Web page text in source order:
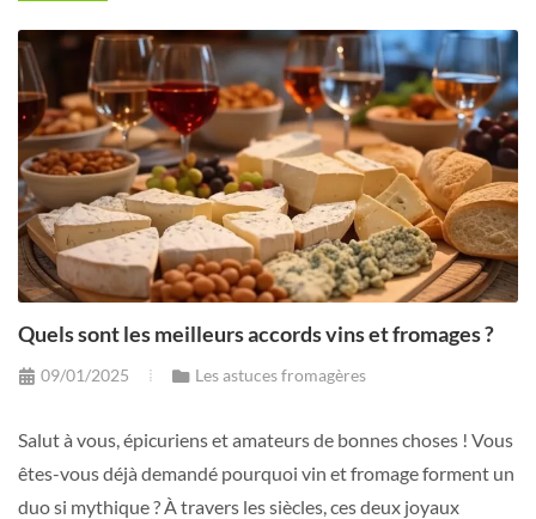
Quels sont les meilleurs accords vins et fromages ?
09/01/2025 Les astuces fromagères
Salut à vous, épicuriens et amateurs de bonnes choses ! Vous
êtes-vous déjà demandé pourquoi vin et fromage forment un
duo si mythique ? À travers les siècles, ces deux joyaux